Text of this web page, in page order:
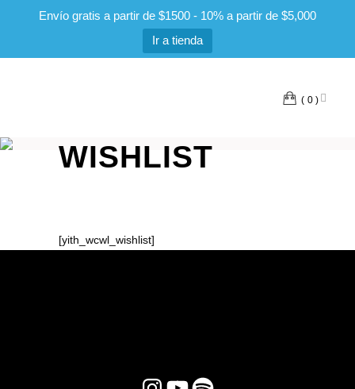
Envío gratis a partir de $1500 - 10% a partir de $5,000
Ir a tienda
0
WISHLIST
[yith_wcwl_wishlist]